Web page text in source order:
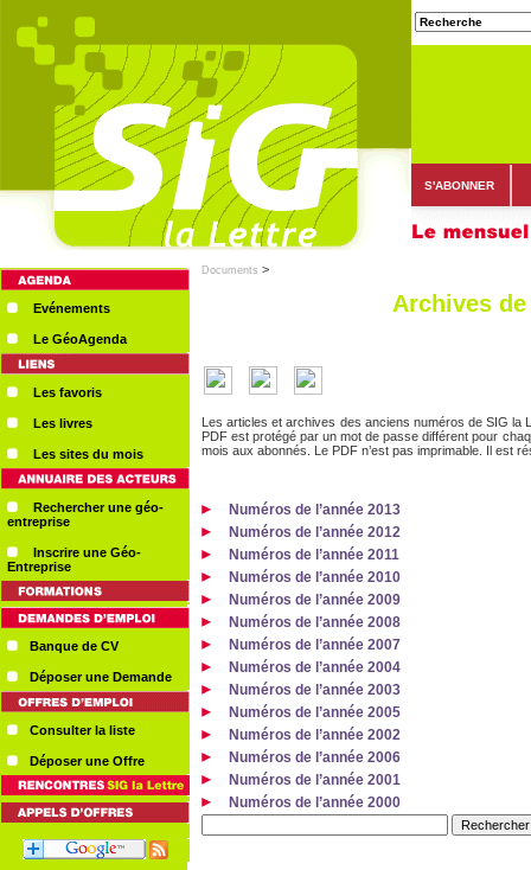
S'ABONNER
Evénements
Le GéoAgenda
Les favoris
Les livres
Les sites du mois
Rechercher une géo-
entreprise
Inscrire une Géo-
Entreprise
Banque de CV
Déposer une Demande
Consulter la liste
Déposer une Offre
Documents >
Archives
Les articles et archives des anciens numéros de SIG la
PDF est protégé par un mot de passe différent pour
mois aux abonnés. Le PDF n’est pas imprimable. Il est
Numéros de l’année 2013
Numéros de l’année 2012
Numéros de l’année 2011
Numéros de l’année 2010
Numéros de l’année 2009
Numéros de l’année 2008
Numéros de l’année 2007
Numéros de l’année 2004
Numéros de l’année 2003
Numéros de l’année 2005
Numéros de l’année 2002
Numéros de l’année 2006
Numéros de l’année 2001
Numéros de l’année 2000